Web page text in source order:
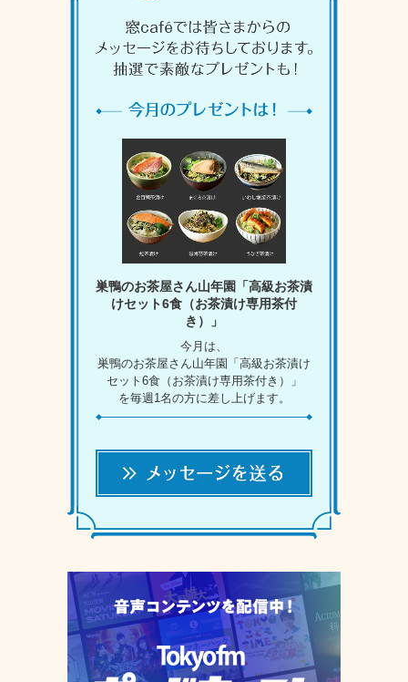
巣鴨のお茶屋さん山年園「高級お茶漬
けセット6食（お茶漬け専用茶付
き）」
今月は、
巣鴨のお茶屋さん山年園「高級お茶漬け
セット6食（お茶漬け専用茶付き）」
を毎週1名の方に差し上げます。